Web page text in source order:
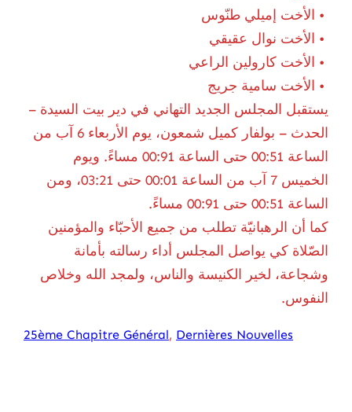
‎ • الأخت إميلي طنّوس
‎ • الأخت نوال عقيقي
‎ • الأخت كارولين الراعي
‎ • الأخت سامية جريج
‎يستقبل المجلس الجديد التهاني في دير بيت السيدة –
الحدث – بولفار كميل شمعون، يوم الأربعاء 6 آب من
الساعة 15:00 حتى الساعة 19:00 مساءً. ويوم
الخميس 7 آب من الساعة 10:00 حتى 12:30، ومن
الساعة 15:00 حتى 19:00 مساءً.
‎كما أن الرهبانيّة تطلب من جميع الأحبّاء والمؤمنين
الصّلاة كي يواصل المجلس أداء رسالته بأمانة
وشجاعة، ‎لخير الكنيسة والناس، ولمجد الله وخلاص
النفوس.
25ème Chapitre Général, Dernières Nouvelles